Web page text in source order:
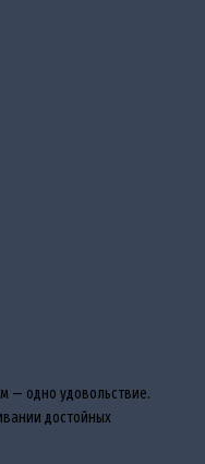
— одно удовольствие.
достойных